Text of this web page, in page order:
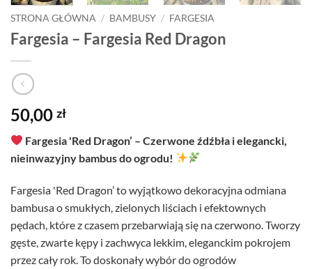
STRONA GŁÓWNA / BAMBUSY / FARGESIA
Fargesia – Fargesia Red Dragon
50,00 zł
Fargesia 'Red Dragon’ – Czerwone źdźbła i elegancki,
nieinwazyjny bambus do ogrodu!
Fargesia 'Red Dragon’ to wyjątkowo dekoracyjna odmiana
bambusa o smukłych, zielonych liściach i efektownych
pędach, które z czasem przebarwiają się na czerwono. Tworzy
gęste, zwarte kępy i zachwyca lekkim, eleganckim pokrojem
przez cały rok. To doskonały wybór do ogrodów